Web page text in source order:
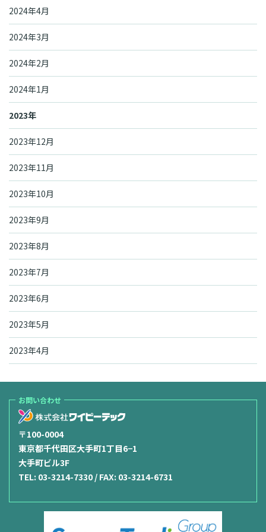
2024年4月
2024年3月
2024年2月
2024年1月
2023年
2023年12月
2023年11月
2023年10月
2023年9月
2023年8月
2023年7月
2023年6月
2023年5月
2023年4月
お問い合わせ
〒100-0004
東京都千代田区大手町1丁目6−1
大手町ビル3F
TEL: 03-3214-7330 / FAX: 03-3214-6731